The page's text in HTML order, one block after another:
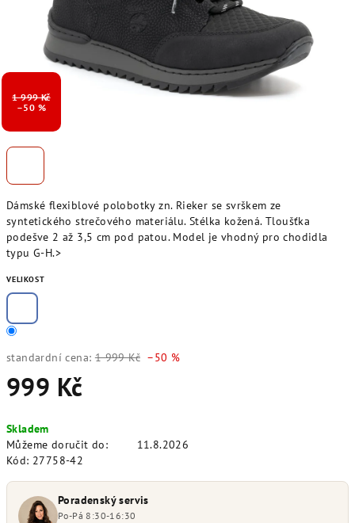
Dámské flexiblové polobotky zn. Rieker se svrškem ze
syntetického strečového materiálu. Stélka kožená. Tloušťka
podešve 2 až 3,5 cm pod patou. Model je vhodný pro chodidla
typu G-H.>
VELIKOST
standardní cena: 1 999 Kč –50 %
999 Kč
cena:
Skladem
Můžeme doručit do:
11.8.2026
Kód: 27758-42
Poradenský servis
Po-Pá 8:30-16:30
1 999 Kč
–50 %